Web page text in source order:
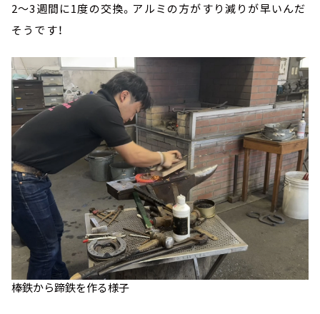
2～3週間に1度の交換。アルミの方がすり減りが早いんだ
そうです！
棒鉄から蹄鉄を作る様子